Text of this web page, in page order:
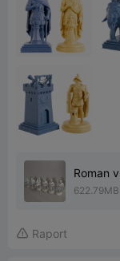
Roman
3D
622.79MB
 Raport